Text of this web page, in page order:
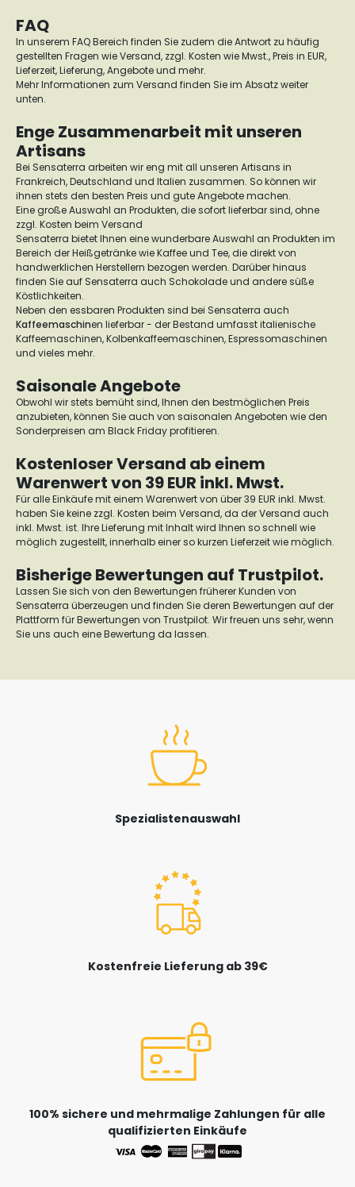
FAQ
In unserem FAQ Bereich finden Sie zudem die Antwort zu häufig
gestellten Fragen wie Versand, zzgl. Kosten wie Mwst., Preis in EUR,
Lieferzeit, Lieferung, Angebote und mehr.
Mehr Informationen zum Versand finden Sie im Absatz weiter
unten.
Enge Zusammenarbeit mit unseren
Artisans
Bei Sensaterra arbeiten wir eng mit all unseren Artisans in
Frankreich, Deutschland und Italien zusammen. So können wir
ihnen stets den besten Preis und gute Angebote machen.
Eine große Auswahl an Produkten, die sofort lieferbar sind, ohne
zzgl. Kosten beim Versand
Sensaterra bietet Ihnen eine wunderbare Auswahl an Produkten im
Bereich der Heißgetränke wie Kaffee und Tee, die direkt von
handwerklichen Herstellern bezogen werden. Darüber hinaus
finden Sie auf Sensaterra auch Schokolade und andere süße
Köstlichkeiten.
Neben den essbaren Produkten sind bei Sensaterra auch
Kaffeemaschinen lieferbar - der Bestand umfasst italienische
Kaffeemaschinen, Kolbenkaffeemaschinen, Espressomaschinen
und vieles mehr.
Saisonale Angebote
Obwohl wir stets bemüht sind, Ihnen den bestmöglichen Preis
anzubieten, können Sie auch von saisonalen Angeboten wie den
Sonderpreisen am Black Friday profitieren.
Kostenloser Versand ab einem
Warenwert von 39 EUR inkl. Mwst.
Für alle Einkäufe mit einem Warenwert von über 39 EUR inkl. Mwst.
haben Sie keine zzgl. Kosten beim Versand, da der Versand auch
inkl. Mwst. ist. Ihre Lieferung mit Inhalt wird Ihnen so schnell wie
möglich zugestellt, innerhalb einer so kurzen Lieferzeit wie möglich.
Bisherige Bewertungen auf Trustpilot.
Lassen Sie sich von den Bewertungen früherer Kunden von
Sensaterra überzeugen und finden Sie deren Bewertungen auf der
Plattform für Bewertungen von Trustpilot. Wir freuen uns sehr, wenn
Sie uns auch eine Bewertung da lassen.
Spezialistenauswahl
Kostenfreie Lieferung ab 39€
100% sichere und mehrmalige Zahlungen für alle
qualifizierten Einkäufe